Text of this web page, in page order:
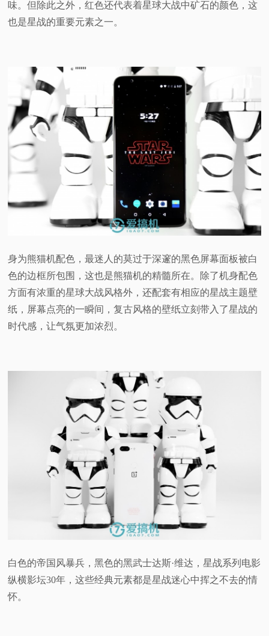
味。但除此之外，红色还代表着星球大战中矿石的颜色，这
也是星战的重要元素之一。
身为熊猫机配色，最迷人的莫过于深邃的黑色屏幕面板被白
色的边框所包围，这也是熊猫机的精髓所在。除了机身配色
方面有浓重的星球大战风格外，还配套有相应的星战主题壁
纸，屏幕点亮的一瞬间，复古风格的壁纸立刻带入了星战的
时代感，让气氛更加浓烈。
白色的帝国风暴兵，黑色的黑武士达斯·维达，星战系列电影
纵横影坛30年，这些经典元素都是星战迷心中挥之不去的情
怀。